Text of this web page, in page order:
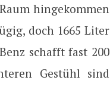
hingekommen
doch 1665 Liter
schafft fast 200
Gestühl sind